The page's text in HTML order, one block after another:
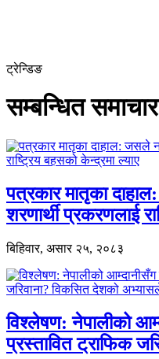
ट्रेन्डिङ
सम्बन्धित समाचार
पत्रकार मातृका
शरणार्थी प्रकरणलाई
बिहिवार, असार २५, २०८३
विश्लेषण: नेपालीको
प्रस्तावित ट्राफिक